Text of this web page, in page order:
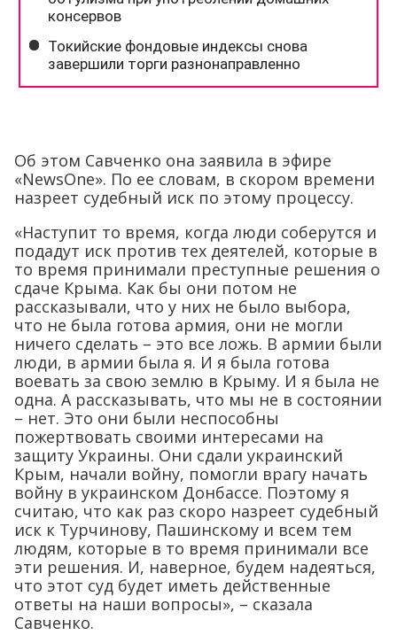
Об этом Савченко она заявила в эфире
«NewsOne». По ее словам, в скором времени
назреет судебный иск по этому процессу.
«Наступит то время, когда люди соберутся и
подадут иск против тех деятелей, которые в
то время принимали преступные решения о
сдаче Крыма. Как бы они потом не
рассказывали, что у них не было выбора,
что не была готова армия, они не могли
ничего сделать – это все ложь. В армии были
люди, в армии была я. И я была готова
воевать за свою землю в Крыму. И я была не
одна. А рассказывать, что мы не в состоянии
– нет. Это они были неспособны
пожертвовать своими интересами на
защиту Украины. Они сдали украинский
Крым, начали войну, помогли врагу начать
войну в украинском Донбассе. Поэтому я
считаю, что как раз скоро назреет судебный
иск к Турчинову, Пашинскому и всем тем
людям, которые в то время принимали все
эти решения. И, наверное, будем надеяться,
что этот суд будет иметь действенные
ответы на наши вопросы», – сказала
Савченко.